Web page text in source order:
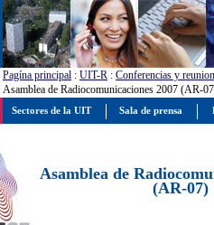
Pagína principal : UIT-R : Conferencias y
Asamblea de Radiocomunicaciones 2007 (AR-
Asamblea de
(AR-07)
Sectores de la UIT Sala de prensa